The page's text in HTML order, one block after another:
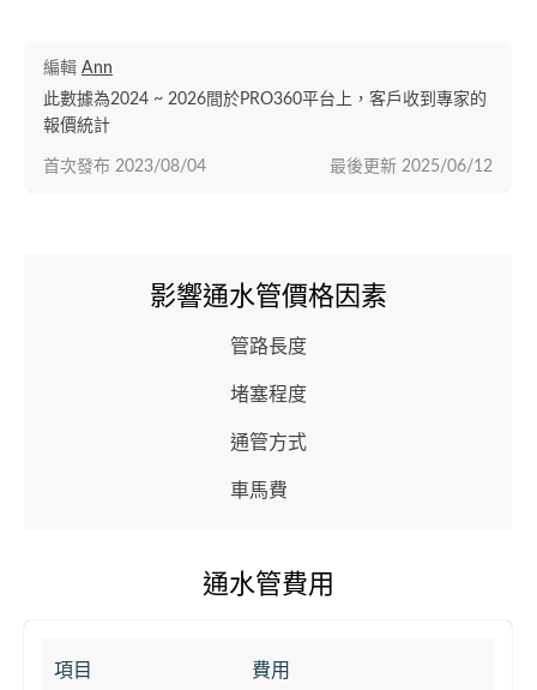
編輯 Ann
此數據為2024 ~ 2026間於PRO360平台上，客戶收到專家的
報價統計
最後更新 2025/06/12
首次發布 2023/08/04
影響通水管價格因素
管路長度
堵塞程度
通管方式
車馬費
通水管費用
項目 費用